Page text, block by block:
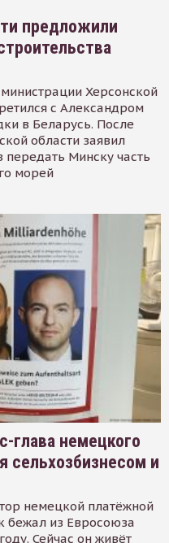
предложили
Херсонской
с Александром
в Беларусь. После
области заявил
передать Минску часть
морей
глава немецкого
сельхозбизнесом и
немецкой платёжной
бежал из Евросоюза
Сейчас он живёт